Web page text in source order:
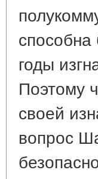
годы
Поэтому
своей
вопрос